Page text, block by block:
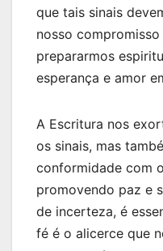
que tais sinais
nosso
prepararmos
esperança e amor
A Escritura nos
os sinais, mas
conformidade com
promovendo paz e
de incerteza, é
fé é o alicerce que